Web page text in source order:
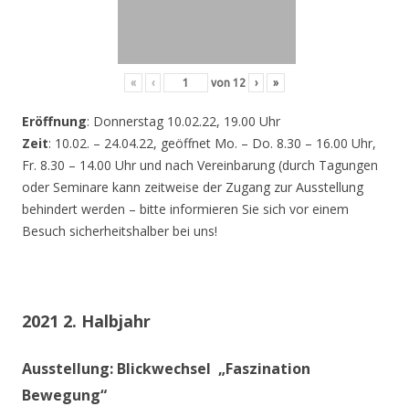
« ‹ von 12 › »
Eröffnung: Donnerstag 10.02.22, 19.00 Uhr
Zeit: 10.02. – 24.04.22, geöffnet Mo. – Do. 8.30 – 16.00 Uhr,
Fr. 8.30 – 14.00 Uhr und nach Vereinbarung (durch Tagungen
oder Seminare kann zeitweise der Zugang zur Ausstellung
behindert werden – bitte informieren Sie sich vor einem
Besuch sicherheitshalber bei uns!
2021 2. Halbjahr
Ausstellung: Blickwechsel „Faszination
Bewegung“